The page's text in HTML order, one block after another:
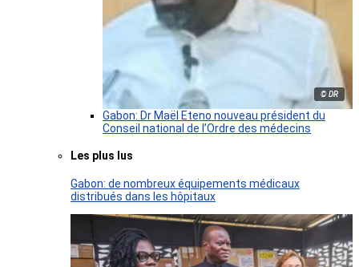
© DR
Gabon: Dr Maël Eteno nouveau président du
Conseil national de l’Ordre des médecins
Les plus lus
Gabon: de nombreux équipements médicaux
distribués dans les hôpitaux